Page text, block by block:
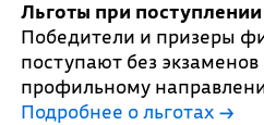
Льготы при поступлении
Победители и призеры
поступают без
профильному
Подробнее о льготах →